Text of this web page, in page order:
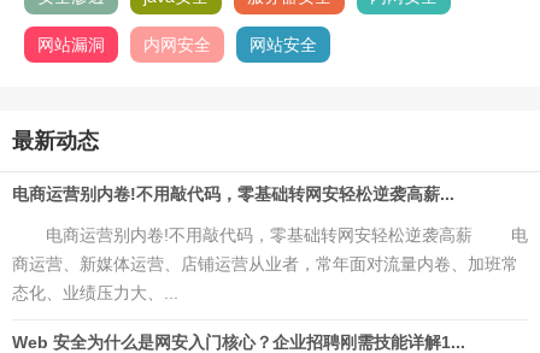
网站漏洞 内网安全 网站安全
最新动态
电商运营别内卷!不用敲代码，零基础转网安轻松逆袭高薪...
电商运营别内卷!不用敲代码，零基础转网安轻松逆袭高薪 电
商运营、新媒体运营、店铺运营从业者，常年面对流量内卷、加班常
态化、业绩压力大、...
Web 安全为什么是网安入门核心？企业招聘刚需技能详解1...